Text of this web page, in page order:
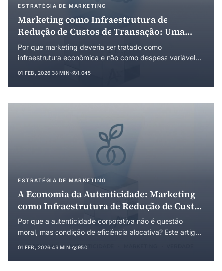
ESTRATÉGIA DE MARKETING
Marketing como Infraestrutura de
Redução de Custos de Transação: Uma
Abordagem pela Economia Institucional
Por que marketing deveria ser tratado como
infraestrutura econômica e não como despesa variável?
marketing reduzem custos de busca, negociação e
decisão make-or-buy, o contexto brasileiro de custos
estruturalmente elevados e o efeito de retornos
crescentes via path dependence.
01 FEB, 2026·38 MIN· 1.045
ESTRATÉGIA DE MARKETING
A Economia da Autenticidade: Marketing
como Infraestrutura de Redução de Custos
de Transação e o Conceito de Público-Ideal
Por que a autenticidade corporativa não é questão
moral, mas condição de eficiência alocativa? Este artigo
01 FEB, 2026·46 MIN· 950